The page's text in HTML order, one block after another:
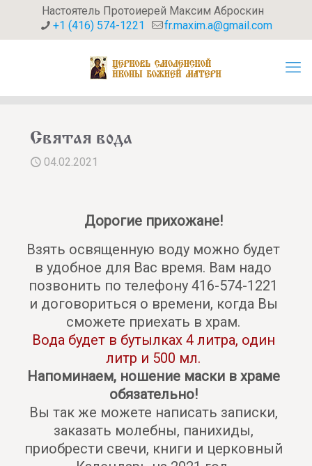
Настоятель Протоиерей Максим Аброскин
+1 (416) 574-1221
fr.maxim.a@gmail.com
Святая вода
04.02.2021
Дорогие прихожане!
Взять освященную воду можно будет
в удобное для Вас время. Вам надо
позвонить по телефону 416-574-1221
и договориться о времени, когда Вы
сможете приехать в храм.
Вода будет в бутылках 4 литра, один
литр и 500 мл.
Напоминаем, ношение маски в храме
обязательно!
Вы так же можете написать записки,
заказать молебны, панихиды,
приобрести свечи, книги и церковный